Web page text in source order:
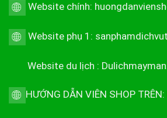
Website chính:
Website phụ 1:
Website du lịch :
HƯỚNG DẪN VIÊN SHOP TRÊN: